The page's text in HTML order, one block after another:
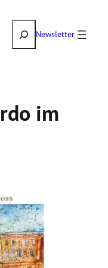
SuchenNewsletter
im